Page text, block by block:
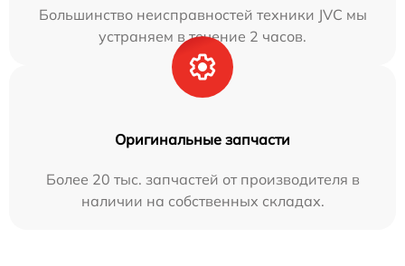
Большинство неисправностей техники JVC мы
устраняем в течение 2 часов.
Оригинальные запчасти
Более 20 тыс. запчастей от производителя в
наличии на собственных складах.